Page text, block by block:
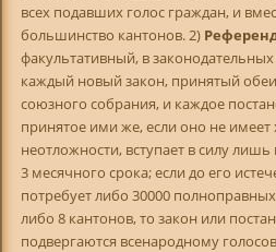
всех подавших голос граждан, и
большинство кантонов. 2)
факультативный, в
каждый новый закон, принятый
союзного собрания, и каждое
принятое ими же, если оно не имеет
неотложности, вступает в силу лишь
3 месячного срока; если до его
потребует либо 30000
либо 8 кантонов, то закон или
подвергаются всенародному